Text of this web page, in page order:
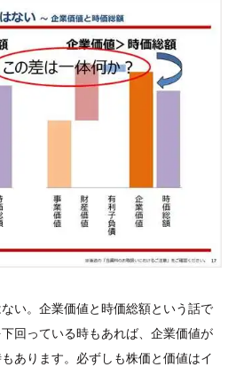
い。企業価値と時価総額という話で
回っている時もあれば、企業価値が
あります。必ずしも株価と価値はイ